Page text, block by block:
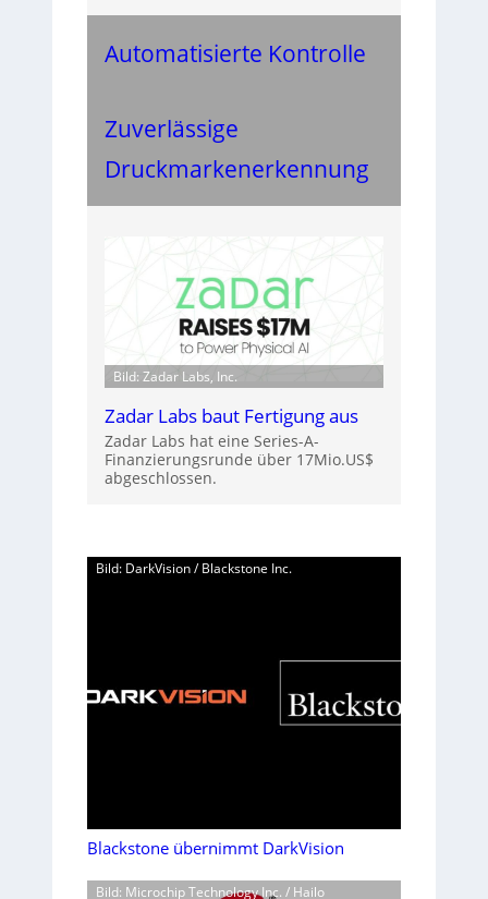
Automatisierte Kontrolle
Zuverlässige
Druckmarkenerkennung
Bild: Zadar Labs, Inc.
Zadar Labs baut Fertigung aus
Zadar Labs hat eine Series-A-
Finanzierungsrunde über 17Mio.US$
abgeschlossen.
Bild: DarkVision / Blackstone Inc.
Blackstone übernimmt DarkVision
Bild: Microchip Technology Inc. / Hailo